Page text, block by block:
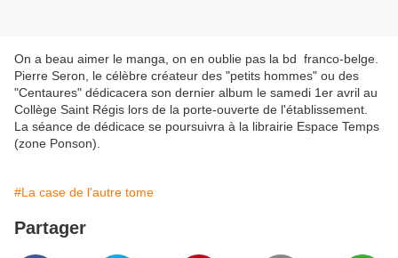
On a beau aimer le manga, on en oublie pas la bd franco-belge.
Pierre Seron, le célèbre créateur des "petits hommes" ou des
"Centaures" dédicacera son dernier album le samedi 1er avril au
Collège Saint Régis lors de la porte-ouverte de l'établissement.
La séance de dédicace se poursuivra à la librairie Espace Temps
(zone Ponson).
#La case de l'autre tome
Partager